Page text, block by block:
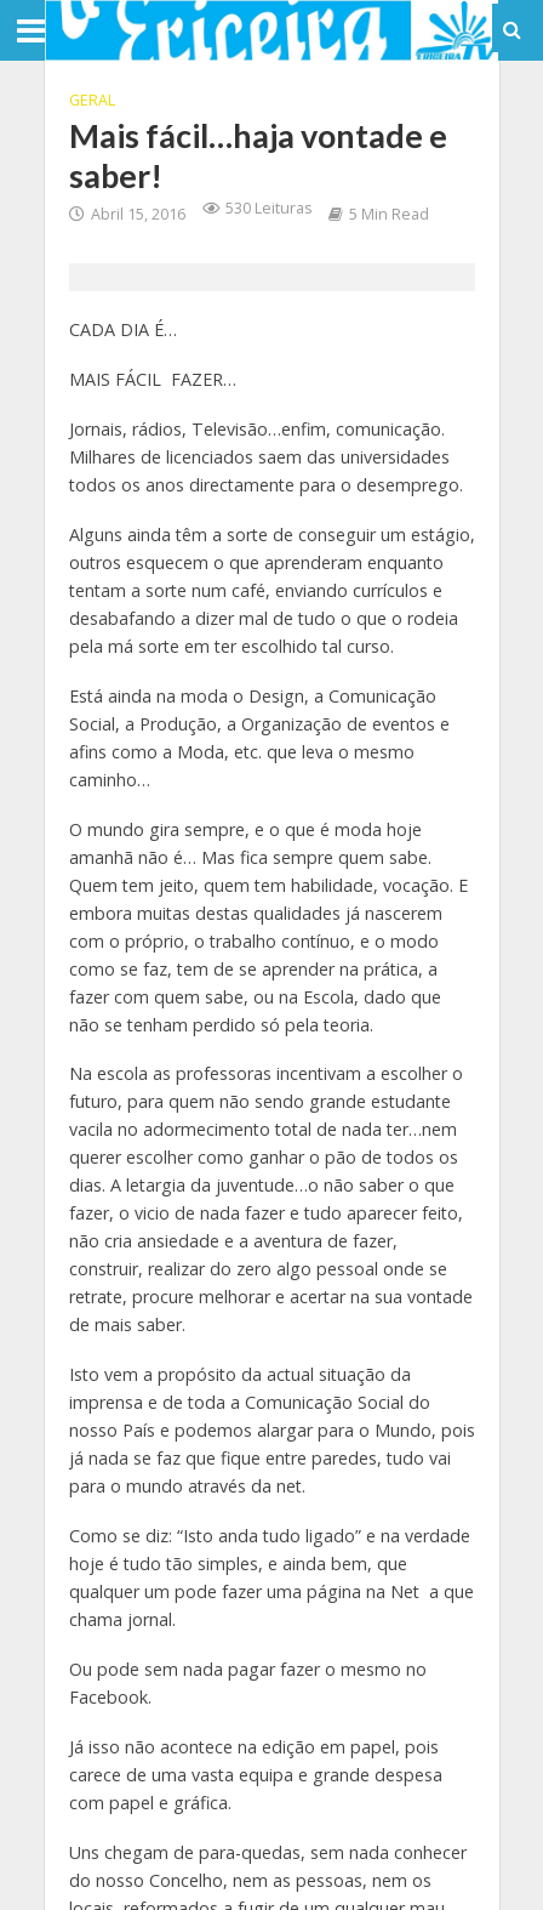
GERAL
Mais fácil…haja vontade e
saber!
Abril 15, 2016 530 Leituras 5 Min Read
CADA DIA É…
MAIS FÁCIL FAZER…
Jornais, rádios, Televisão…enfim, comunicação.
Milhares de licenciados saem das universidades
todos os anos directamente para o desemprego.
Alguns ainda têm a sorte de conseguir um estágio,
outros esquecem o que aprenderam enquanto
tentam a sorte num café, enviando currículos e
desabafando a dizer mal de tudo o que o rodeia
pela má sorte em ter escolhido tal curso.
Está ainda na moda o Design, a Comunicação
Social, a Produção, a Organização de eventos e
afins como a Moda, etc. que leva o mesmo
caminho…
O mundo gira sempre, e o que é moda hoje
amanhã não é… Mas fica sempre quem sabe.
Quem tem jeito, quem tem habilidade, vocação. E
embora muitas destas qualidades já nascerem
com o próprio, o trabalho contínuo, e o modo
como se faz, tem de se aprender na prática, a
fazer com quem sabe, ou na Escola, dado que
não se tenham perdido só pela teoria.
Na escola as professoras incentivam a escolher o
futuro, para quem não sendo grande estudante
vacila no adormecimento total de nada ter…nem
querer escolher como ganhar o pão de todos os
dias. A letargia da juventude…o não saber o que
fazer, o vicio de nada fazer e tudo aparecer feito,
não cria ansiedade e a aventura de fazer,
construir, realizar do zero algo pessoal onde se
retrate, procure melhorar e acertar na sua vontade
de mais saber.
Isto vem a propósito da actual situação da
imprensa e de toda a Comunicação Social do
nosso País e podemos alargar para o Mundo, pois
já nada se faz que fique entre paredes, tudo vai
para o mundo através da net.
Como se diz: “Isto anda tudo ligado” e na verdade
hoje é tudo tão simples, e ainda bem, que
qualquer um pode fazer uma página na Net a que
chama jornal.
Ou pode sem nada pagar fazer o mesmo no
Facebook.
Já isso não acontece na edição em papel, pois
carece de uma vasta equipa e grande despesa
com papel e gráfica.
Uns chegam de para-quedas, sem nada conhecer
do nosso Concelho, nem as pessoas, nem os